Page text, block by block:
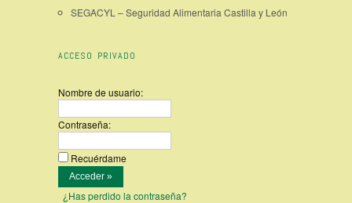
SEGACYL – Seguridad Alimentaria Castilla y León
ACCESO PRIVADO
Nombre de usuario:
Contraseña:
Recuérdame
¿Has perdido la contraseña?